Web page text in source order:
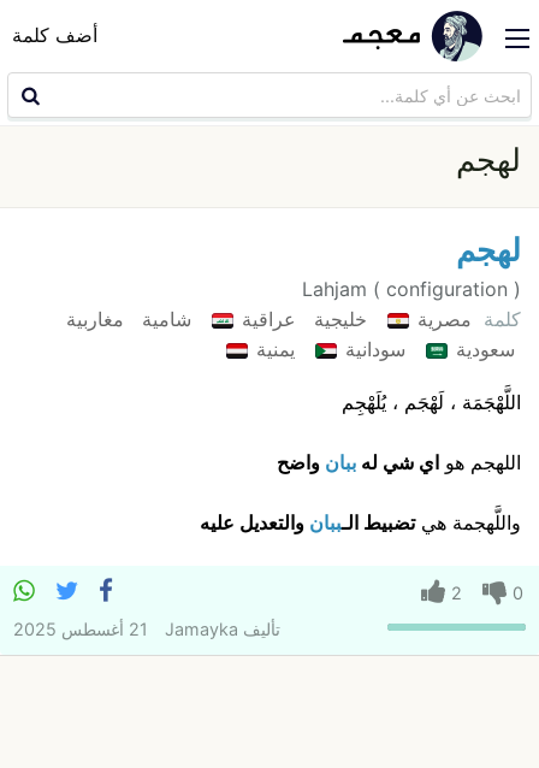
أضف كلمة
لهجم
لهجم
Lahjam ( configuration )
كلمة مصرية خليجية عراقية شامية
مغاربية
سعودية
سودانية يمنية
اللَّهْجَمَة ، لَهْجَم ، يُلَهْجِم
اللهجم هو اي شي له ببان واضح
واللَّهجمة هيتضبيط الـببان والتعديل عليه
0
2
تأليف Jamayka 21 أغسطس 2025